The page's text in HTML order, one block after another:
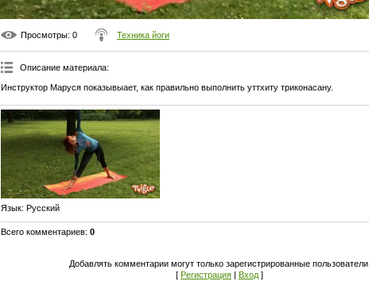
Просмотры: 0 Техника йоги
Описание материала:
Инструктор Маруся показывыает, как правильно выполнить уттхиту триконасану.
Язык: Русский
Всего комментариев: 0
Добавлять комментарии могут только зарегистрированные пользователи.
[ Регистрация | Вход ]